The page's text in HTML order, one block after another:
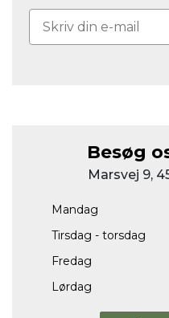
Besøg
Marsvej 9,
Mandag
Tirsdag - torsdag
Fredag
Lørdag